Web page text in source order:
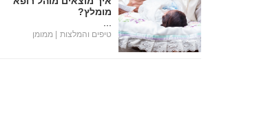
מומלץ?
טיפים והמלצות | ממומן